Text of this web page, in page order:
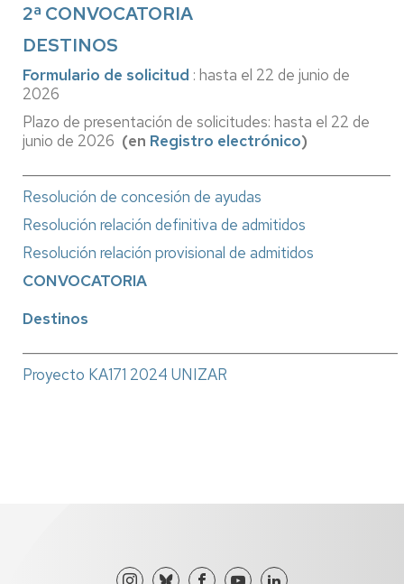
2ª CONVOCATORIA
DESTINOS
Formulario de solicitud : hasta el 22 de junio de
2026
Plazo de presentación de solicitudes: hasta el 22 de
junio de 2026 (en Registro electrónico)
Resolución de concesión de ayudas
Resolución relación definitiva de admitidos
Resolución relación provisional de admitidos
CONVOCATORIA
Destinos
Proyecto KA171 2024 UNIZAR